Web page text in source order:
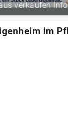
verkaufen
im